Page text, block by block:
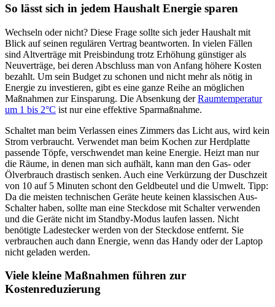
So lässt sich in jedem Haushalt Energie sparen
Wechseln oder nicht? Diese Frage sollte sich jeder Haushalt mit
Blick auf seinen regulären Vertrag beantworten. In vielen Fällen
sind Altverträge mit Preisbindung trotz Erhöhung günstiger als
Neuverträge, bei deren Abschluss man von Anfang höhere Kosten
bezahlt. Um sein Budget zu schonen und nicht mehr als nötig in
Energie zu investieren, gibt es eine ganze Reihe an möglichen
Maßnahmen zur Einsparung. Die Absenkung derRaumtemperatur
um 1 bis 2°C ist nur eine effektive Sparmaßnahme.
Schaltet man beim Verlassen eines Zimmers das Licht aus, wird kein
Strom verbraucht. Verwendet man beim Kochen zur Herdplatte
passende Töpfe, verschwendet man keine Energie. Heizt man nur
die Räume, in denen man sich aufhält, kann man den Gas- oder
Ölverbrauch drastisch senken. Auch eine Verkürzung der Duschzeit
von 10 auf 5 Minuten schont den Geldbeutel und die Umwelt. Tipp:
Da die meisten technischen Geräte heute keinen klassischen Aus-
Schalter haben, sollte man eine Steckdose mit Schalter verwenden
und die Geräte nicht im Standby-Modus laufen lassen. Nicht
benötigte Ladestecker werden von der Steckdose entfernt. Sie
verbrauchen auch dann Energie, wenn das Handy oder der Laptop
nicht geladen werden.
Viele kleine Maßnahmen führen zur
Kostenreduzierung